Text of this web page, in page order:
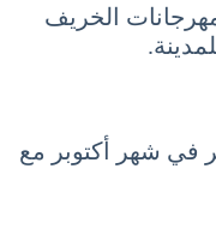
الخريف
في شهر أكتوبر مع